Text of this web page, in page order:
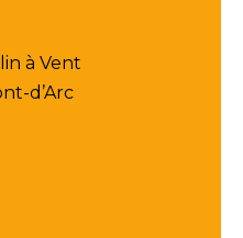
à Vent
d’Arc